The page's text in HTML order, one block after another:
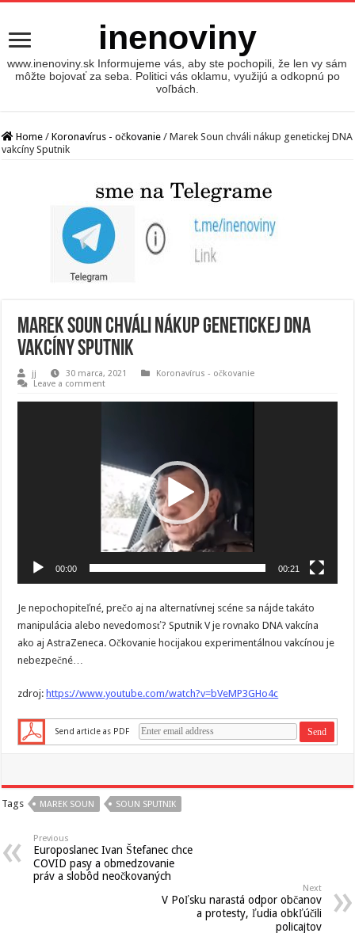
inenoviny
www.inenoviny.sk Informujeme vás, aby ste pochopili, že len vy sám
môžte bojovať za seba. Politici vás oklamu, využijú a odkopnú po
voľbách.
Home / Koronavírus - očkovanie / Marek Soun chváli nákup genetickej DNA
vakcíny Sputnik
Marek Soun chváli nákup genetickej DNA
vakcíny Sputnik
jj 30 marca, 2021
Koronavírus - očkovanie
Leave a comment
00:00 00:21
Je nepochopiteľné, prečo aj na alternatívnej scéne sa nájde takáto
manipulácia alebo nevedomosť? Sputnik V je rovnako DNA vakcína
ako aj AstraZeneca. Očkovanie hocijakou experimentálnou vakcínou je
nebezpečné…
zdroj: https://www.youtube.com/watch?v=bVeMP3GHo4c
Send article as PDF
Tags MAREK SOUN SOUN SPUTNIK
Previous
Europoslanec Ivan Štefanec chce
COVID pasy a obmedzovanie
práv a slobôd neočkovaných
Next
V Poľsku narastá odpor občanov
a protesty, ľudia obkľúčili
policajtov